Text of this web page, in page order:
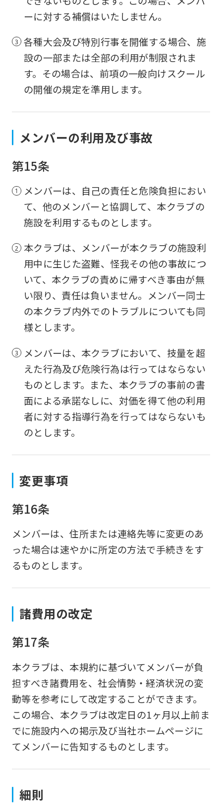
ーに対する補償はいたしません。
各種大会及び特別行事を開催する場合、施
設の一部または全部の利用が制限されま
す。その場合は、前項の一般向けスクール
の開催の規定を準用します。
メンバーの利用及び事故
第15条
メンバーは、自己の責任と危険負担におい
て、他のメンバーと協調して、本クラブの
施設を利用するものとします。
本クラブは、メンバーが本クラブの施設利
用中に生じた盗難、怪我その他の事故につ
いて、本クラブの責めに帰すべき事由が無
い限り、責任は負いません。メンバー同士
の本クラブ内外でのトラブルについても同
様とします。
メンバーは、本クラブにおいて、技量を超
えた行為及び危険行為は行ってはならない
ものとします。また、本クラブの事前の書
面による承諾なしに、対価を得て他の利用
者に対する指導行為を行ってはならないも
のとします。
変更事項
第16条
メンバーは、住所または連絡先等に変更のあ
った場合は速やかに所定の方法で手続きをす
るものとします。
諸費用の改定
第17条
本クラブは、本規約に基づいてメンバーが負
担すべき諸費用を、社会情勢・経済状況の変
動等を参考にして改定することができます。
この場合、本クラブは改定日の1ヶ月以上前ま
でに施設内への掲示及び当社ホームページに
てメンバーに告知するものとします。
細則